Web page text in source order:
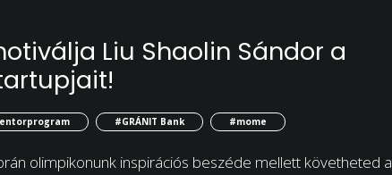
Liu Shaolin Sándor a
#GRÁNIT Bank #mome
olimpikonunk inspirációs beszéde mellett követheted a